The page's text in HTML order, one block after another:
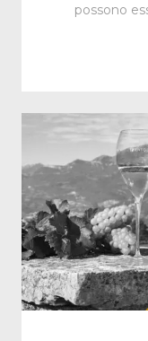
possono